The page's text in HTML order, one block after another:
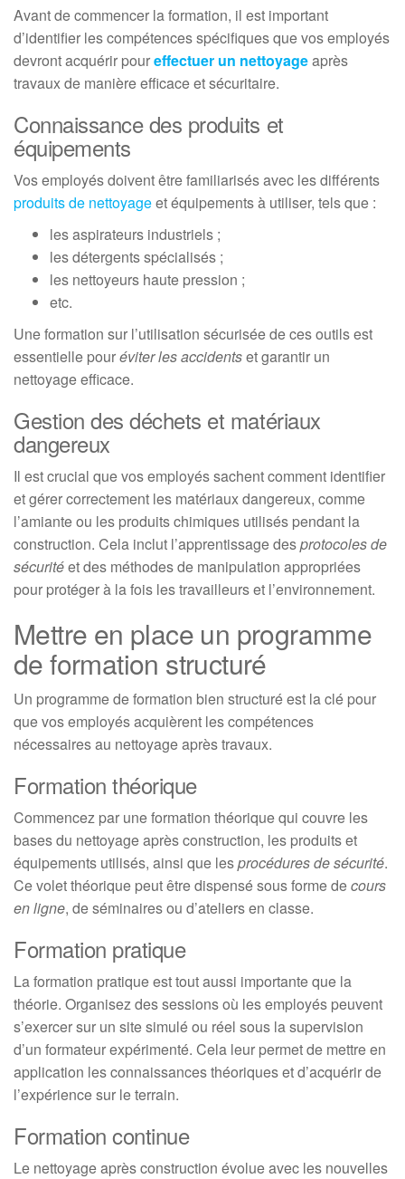
Avant de commencer la formation, il est important
d’identifier les compétences spécifiques que vos employés
devront acquérir poureffectuer un nettoyageaprès
travaux de manière efficace et sécuritaire.
Connaissance des produits et
équipements
Vos employés doivent être familiarisés avec les différents
produits de nettoyageet équipements à utiliser, tels que :
les aspirateurs industriels ;
les détergents spécialisés ;
les nettoyeurs haute pression ;
etc.
Une formation sur l’utilisation sécurisée de ces outils est
essentielle pouréviter les accidentset garantir un
nettoyage efficace.
Gestion des déchets et matériaux
dangereux
Il est crucial que vos employés sachent comment identifier
et gérer correctement les matériaux dangereux, comme
l’amiante ou les produits chimiques utilisés pendant la
construction. Cela inclut l’apprentissage desprotocoles de
sécuritéet des méthodes de manipulation appropriées
pour protéger à la fois les travailleurs et l’environnement.
Mettre en place un programme
de formation structuré
Un programme de formation bien structuré est la clé pour
que vos employés acquièrent les compétences
nécessaires au nettoyage après travaux.
Formation théorique
Commencez par une formation théorique qui couvre les
bases du nettoyage après construction, les produits et
équipements utilisés, ainsi que lesprocédures de sécurité.
Ce volet théorique peut être dispensé sous forme decours
en ligne, de séminaires ou d’ateliers en classe.
Formation pratique
La formation pratique est tout aussi importante que la
théorie. Organisez des sessions où les employés peuvent
s’exercer sur un site simulé ou réel sous la supervision
d’un formateur expérimenté. Cela leur permet de mettre en
application les connaissances théoriques et d’acquérir de
l’expérience sur le terrain.
Formation continue
Le nettoyage après construction évolue avec les nouvelles